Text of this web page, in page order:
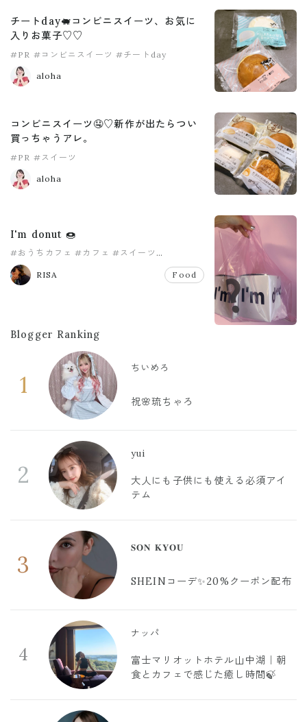
チートday🐖コンビニスイーツ、お気に
入りお菓子♡♡
#PR #コンビニスイーツ #チートday
aloha
コンビニスイーツ🤤♡新作が出たらつい
買っちゃうアレ。
#PR #スイーツ
aloha
I'm donut 🍩
#おうちカフェ #カフェ #スイーツ
#ダイエット
RISA
Food
Blogger Ranking
1
ちいめろ
祝🌸琉ちゃろ
2
yui
大人にも子供にも使える必須アイ
テム
3
𝐒𝐎𝐍 𝐊𝐘𝐎𝐔
SHEINコーデ✨20%クーポン配布
4
ナッパ
富士マリオットホテル山中湖｜朝
食とカフェで感じた癒し時間🍃